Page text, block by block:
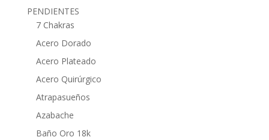
PENDIENTES
7 Chakras
Acero Dorado
Acero Plateado
Acero Quirúrgico
Atrapasueños
Azabache
Baño Oro 18k